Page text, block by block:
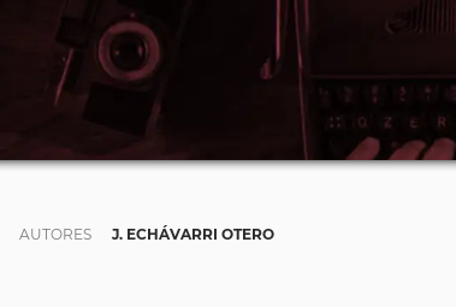
AUTORES J. ECHÁVARRI OTERO